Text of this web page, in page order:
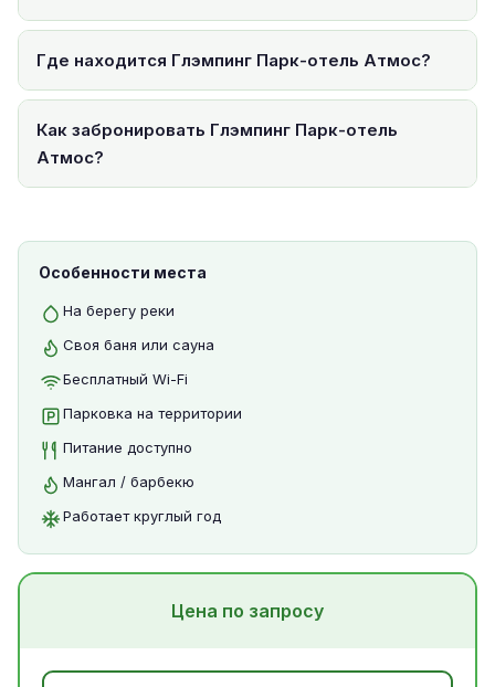
Где находится Глэмпинг Парк-отель Атмос?
Как забронировать Глэмпинг Парк-отель
Атмос?
Особенности места
На берегу реки
Своя баня или сауна
Бесплатный Wi-Fi
Парковка на территории
Питание доступно
Мангал / барбекю
Работает круглый год
Цена по запросу